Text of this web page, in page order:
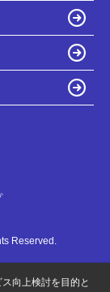
Reserved.
向上検討を目的と